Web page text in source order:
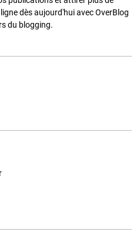
dès aujourd'hui avec OverBlog
du blogging.